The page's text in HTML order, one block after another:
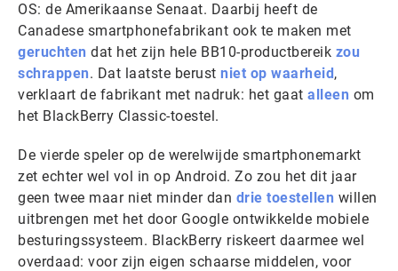
OS: de Amerikaanse Senaat. Daarbij heeft de
Canadese smartphonefabrikant ook te maken met
geruchten dat het zijn hele BB10-productbereik zou
schrappen. Dat laatste berust niet op waarheid,
verklaart de fabrikant met nadruk: het gaat alleen om
het BlackBerry Classic-toestel.
De vierde speler op de werelwijde smartphonemarkt
zet echter wel vol in op Android. Zo zou het dit jaar
geen twee maar niet minder dan drie toestellen willen
uitbrengen met het door Google ontwikkelde mobiele
besturingssysteem. BlackBerry riskeert daarmee wel
overdaad: voor zijn eigen schaarse middelen, voor